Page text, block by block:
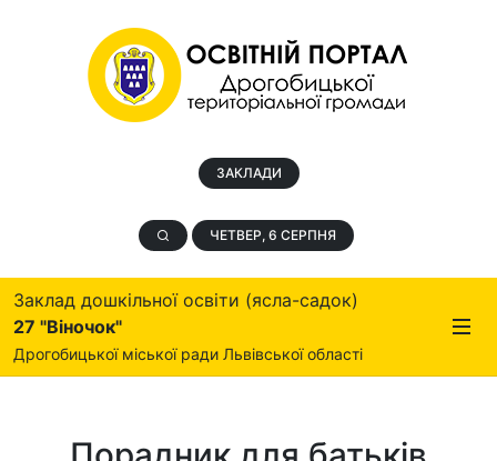
ЗАКЛАДИ
ЧЕТВЕР, 6 СЕРПНЯ
Заклад дошкільної освіти (ясла-садок)
27 "Віночок"
Дрогобицької міської ради Львівської області